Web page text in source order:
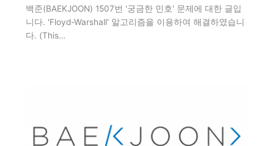
백준(BAEKJOON) 1507번 '궁금한 민호' 문제에 대한 글입
니다. 'Floyd-Warshall' 알고리즘을 이용하여 해결하였습니
다. (This…